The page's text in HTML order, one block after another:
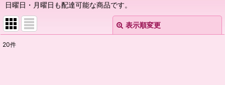
日曜日・月曜日も配達可能な商品です。
表示順変更
20件